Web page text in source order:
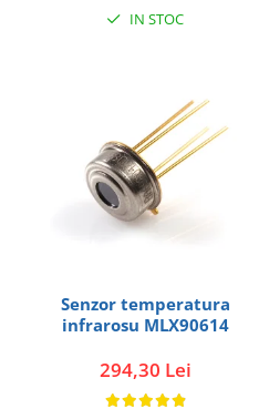
IN STOC
Senzor temperatura
infrarosu MLX90614
294,30 Lei